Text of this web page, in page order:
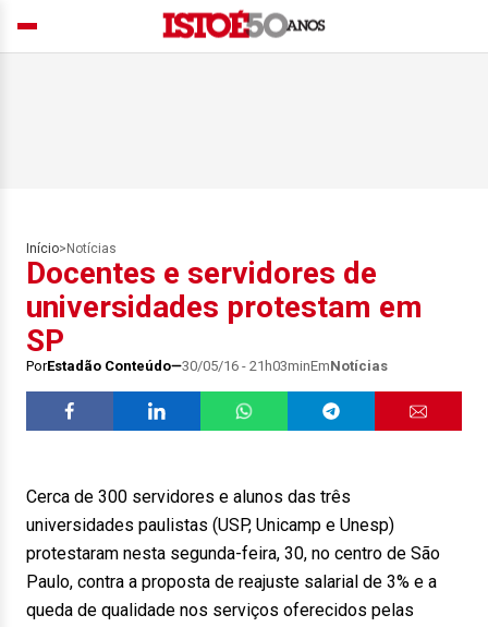
Início> Notícias
Docentes e servidores de
universidades protestam em
SP
PorEstadão Conteúdo 30/05/16 - 21h03minEmNotícias
Cerca de 300 servidores e alunos das três
universidades paulistas (USP, Unicamp e Unesp)
protestaram nesta segunda-feira, 30, no centro de São
Paulo, contra a proposta de reajuste salarial de 3% e a
queda de qualidade nos serviços oferecidos pelas